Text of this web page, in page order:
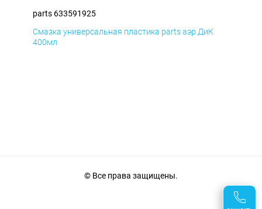
parts 633591925
Смазка универсальная пластика parts аэр ДиК
400мл
© Все права защищены.